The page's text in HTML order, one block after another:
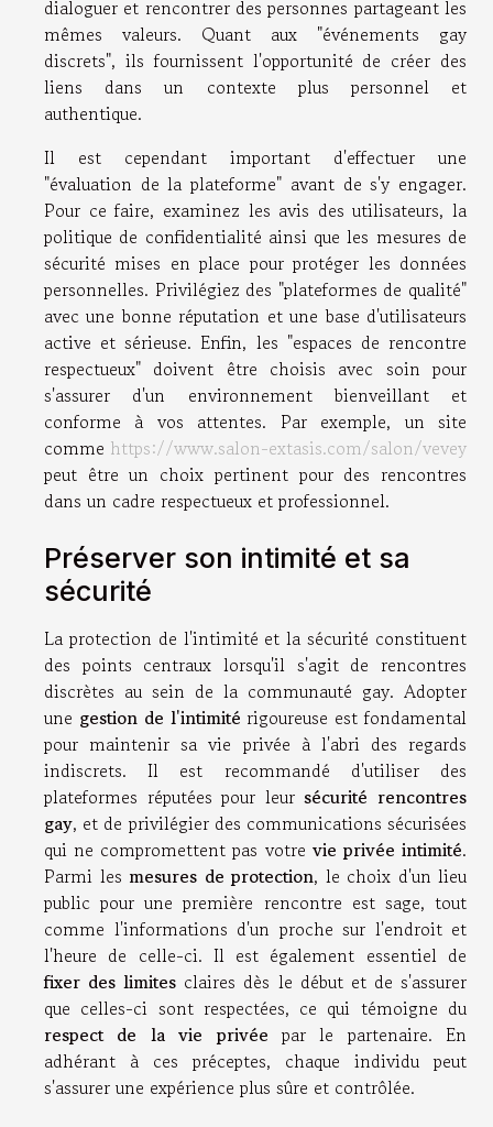
dialoguer et rencontrer des personnes partageant les
mêmes valeurs. Quant aux "événements gay
discrets", ils fournissent l'opportunité de créer des
liens dans un contexte plus personnel et
authentique.
Il est cependant important d'effectuer une
"évaluation de la plateforme" avant de s'y engager.
Pour ce faire, examinez les avis des utilisateurs, la
politique de confidentialité ainsi que les mesures de
sécurité mises en place pour protéger les données
personnelles. Privilégiez des "plateformes de qualité"
avec une bonne réputation et une base d'utilisateurs
active et sérieuse. Enfin, les "espaces de rencontre
respectueux" doivent être choisis avec soin pour
s'assurer d'un environnement bienveillant et
conforme à vos attentes. Par exemple, un site
comme https://www.salon-extasis.com/salon/vevey
peut être un choix pertinent pour des rencontres
dans un cadre respectueux et professionnel.
Préserver son intimité et sa
sécurité
La protection de l'intimité et la sécurité constituent
des points centraux lorsqu'il s'agit de rencontres
discrètes au sein de la communauté gay. Adopter
une gestion de l'intimité rigoureuse est fondamental
pour maintenir sa vie privée à l'abri des regards
indiscrets. Il est recommandé d'utiliser des
plateformes réputées pour leursécurité rencontres
gay, et de privilégier des communications sécurisées
qui ne compromettent pas votre vie privée intimité.
Parmi les mesures de protection, le choix d'un lieu
public pour une première rencontre est sage, tout
comme l'informations d'un proche sur l'endroit et
l'heure de celle-ci. Il est également essentiel de
fixer des limites claires dès le début et de s'assurer
que celles-ci sont respectées, ce qui témoigne du
respect de la vie privée par le partenaire. En
adhérant à ces préceptes, chaque individu peut
s'assurer une expérience plus sûre et contrôlée.